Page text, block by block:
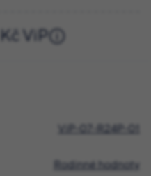
Kč ViP
ViP-07-R24P-01
Rodinné hodnoty